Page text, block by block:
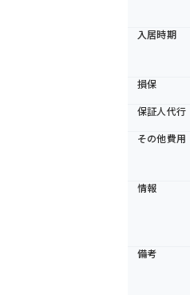
入居時期
損保
保証人代行
その他費用
情報
備考